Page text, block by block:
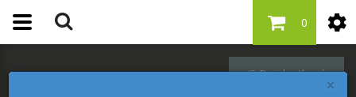
×
Bejelentkezés
0